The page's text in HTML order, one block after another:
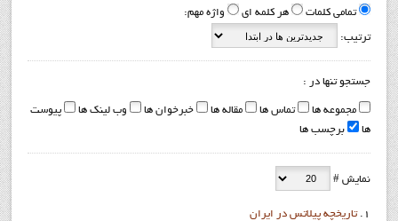
تمامی کلمات هر کلمه ای واژه مهم:
ترتیب:
جستجو تنها در :
مجموعه ها تماس ها مقاله ها خبرخوان ها وب لینک ها
پیوست
ها
برچسب ها
نمایش #
1.
تاريخچه پيلاتس در ايران